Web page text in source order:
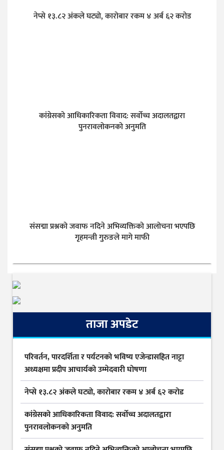
नेप्से १३.८२ अंकले घट्यो, कारोबार रकम ४ अर्ब ६२ करोड
कांग्रेसको आधिकारिकता विवाद: सर्वोच्च अदालतद्वारा
पुनरावलोकनको अनुमति
संसद्मा प्रश्नको जवाफ नदिने अभिव्यक्तिको आलोचना भएपछि
गृहमन्त्री गुरुङले मागे माफी
ताजा अपडेट
परिवर्तन, पारदर्शिता र पर्यटनको भविष्य एजेन्डासहित नाट्टा
अध्यक्षमा प्रदीप आचार्यको उम्मेदवारी घोषणा
नेप्से १३.८२ अंकले घट्यो, कारोबार रकम ४ अर्ब ६२ करोड
कांग्रेसको आधिकारिकता विवाद: सर्वोच्च अदालतद्वारा
पुनरावलोकनको अनुमति